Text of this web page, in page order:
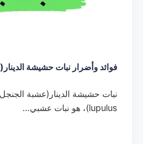
فوائد وأضرار نبات حشيشة
lupulus)، هو نبات عشبي…